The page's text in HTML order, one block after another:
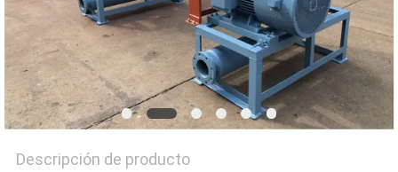
PRIVACY
POLICY
Descripción de producto